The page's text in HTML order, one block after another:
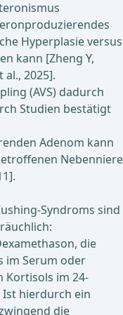
Hyperplasie versus
kann [Zheng Y,
al., 2025].
(AVS) dadurch
Studien bestätigt
Adenom kann
Nebenniere
Syndroms sind
die
im Serum oder
Kortisols im 24-
Ist hierdurch ein
die